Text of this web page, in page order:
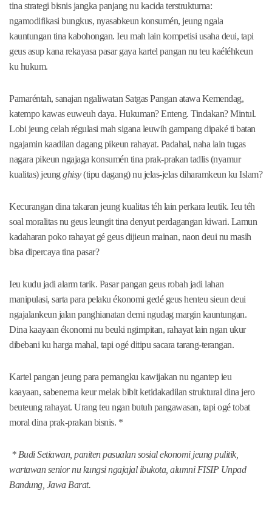
tina strategi bisnis jangka panjang nu kacida terstrukturna:
ngamodifikasi bungkus, nyasabkeun konsumén, jeung ngala
kauntungan tina kabohongan. Ieu mah lain kompetisi usaha deui, tapi
geus asup kana rekayasa pasar gaya kartel pangan nu teu kaéléhkeun
ku hukum.
Pamaréntah, sanajan ngaliwatan Satgas Pangan atawa Kemendag,
katempo kawas euweuh daya. Hukuman? Enteng. Tindakan? Mintul.
Lobi jeung celah régulasi mah sigana leuwih gampang dipaké ti batan
ngajamin kaadilan dagang pikeun rahayat. Padahal, naha lain tugas
nagara pikeun ngajaga konsumén tina prak-prakan tadlis (nyamur
kualitas) jeungghisy(tipu dagang) nu jelas-jelas diharamkeun ku Islam?
Kecurangan dina takaran jeung kualitas téh lain perkara leutik. Ieu téh
soal moralitas nu geus leungit tina denyut perdagangan kiwari. Lamun
kadaharan poko rahayat gé geus dijieun mainan, naon deui nu masih
bisa dipercaya tina pasar?
Ieu kudu jadi alarm tarik. Pasar pangan geus robah jadi lahan
manipulasi, sarta para pelaku ékonomi gedé geus henteu sieun deui
ngajalankeun jalan panghianatan demi ngudag margin kauntungan.
Dina kaayaan ékonomi nu beuki ngimpitan, rahayat lain ngan ukur
dibebani ku harga mahal, tapi ogé ditipu sacara tarang-terangan.
Kartel pangan jeung para pemangku kawijakan nu ngantep ieu
kaayaan, sabenerna keur melak bibit ketidakadilan struktural dina jero
beuteung rahayat. Urang teu ngan butuh pangawasan, tapi ogé tobat
moral dina prak-prakan bisnis. *
* Budi Setiawan, paniten pasualan sosial ekonomi jeung pulitik,
wartawan senior nu kungsi ngajajal ibukota, alumni FISIP Unpad
Bandung, Jawa Barat.